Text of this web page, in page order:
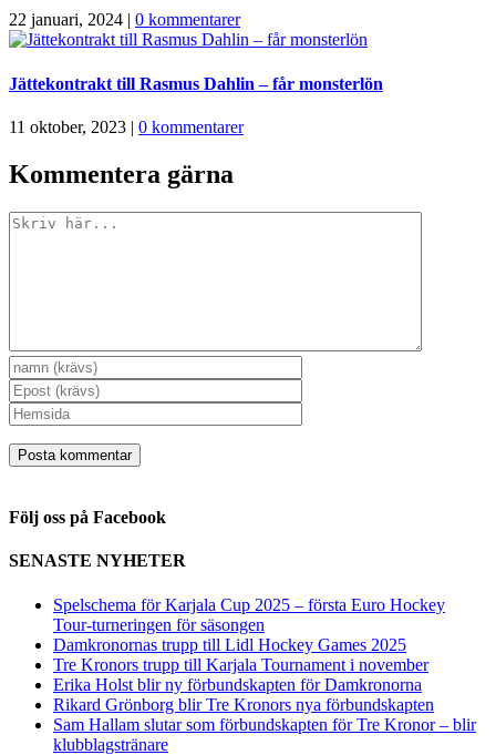
22 januari, 2024 0 kommentarer
Jättekontrakt till Rasmus Dahlin – får monsterlön
11 oktober, 2023 | 0 kommentarer
Kommentera gärna
Kommentar
Följ oss på Facebook
SENASTE NYHETER
Spelschema för Karjala Cup 2025 – första Euro Hockey
Tour-turneringen för säsongen
Damkronornas trupp till Lidl Hockey Games 2025
Tre Kronors trupp till Karjala Tournament i november
Erika Holst blir ny förbundskapten för Damkronorna
Rikard Grönborg blir Tre Kronors nya förbundskapten
Sam Hallam slutar som förbundskapten för Tre Kronor – blir
klubblagstränare